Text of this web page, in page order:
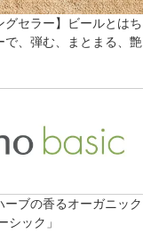
グセラー】ビールとはち
で、弾む、まとまる、艶
ーブの香るオーガニック
シック」